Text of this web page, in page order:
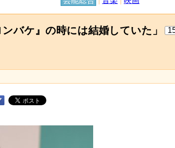
バケ』の時には結婚していた」